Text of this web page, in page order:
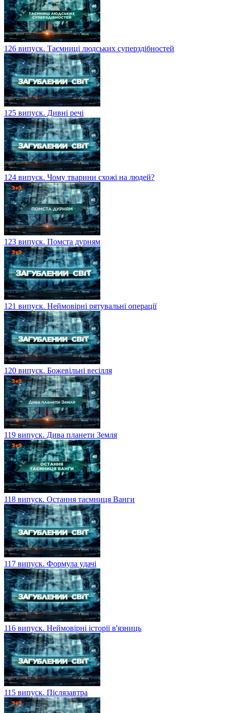
126 випуск. Таємниці людських суперздібностей
125 випуск. Дивні речі
124 випуск. Чому тварини схожі на людей?
123 випуск. Помста дурням
121 випуск. Неймовірні рятувальні операції
120 випуск. Божевільні весілля
119 випуск. Дива планети Земля
118 випуск. Остання таємниця Ванги
117 випуск. Формула удачі
116 випуск. Неймовірні історії в'язниць
115 випуск. Післязавтра